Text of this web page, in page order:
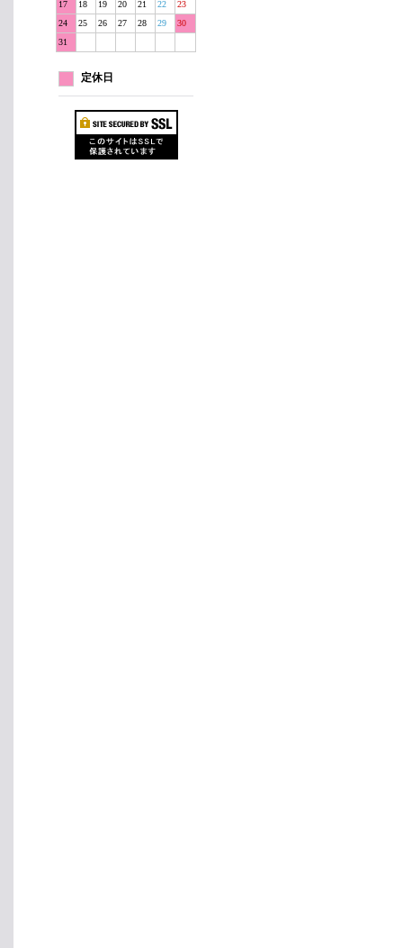
17 18 19 20 21 22
23
24
25 26 27 28 29
30
31
定休日